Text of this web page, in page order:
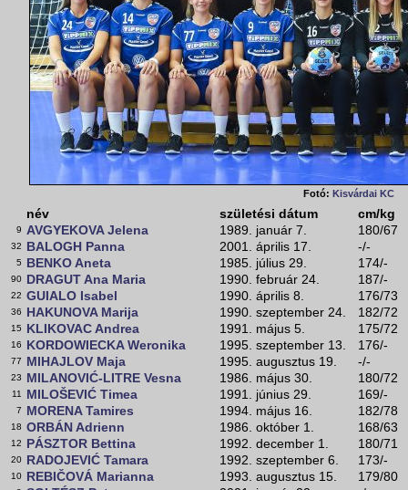
Fotó: Kisvárdai KC
név születési dátum cm/kg
9 AVGYEKOVA Jelena 1989. január 7. 180/67
32 BALOGH Panna 2001. április 17. -/-
5 BENKO Aneta 1985. július 29. 174/-
90 DRAGUT Ana Maria 1990. február 24. 187/-
22 GUIALO Isabel 1990. április 8. 176/73
36 HAKUNOVA Marija 1990. szeptember 24. 182/72
15 KLIKOVAC Andrea 1991. május 5. 175/72
16 KORDOWIECKA Weronika 1995. szeptember 13. 176/-
77 MIHAJLOV Maja 1995. augusztus 19. -/-
23 MILANOVIĆ-LITRE Vesna 1986. május 30. 180/72
11 MILOŠEVIĆ Timea 1991. június 29. 169/-
7 MORENA Tamires 1994. május 16. 182/78
18 ORBÁN Adrienn 1986. október 1. 168/63
12 PÁSZTOR Bettina 1992. december 1. 180/71
20 RADOJEVIĆ Tamara 1992. szeptember 6. 173/-
10 REBIČOVÁ Marianna 1993. augusztus 15. 179/80